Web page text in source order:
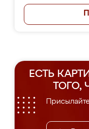
ЕСТЬ
ТОГО,